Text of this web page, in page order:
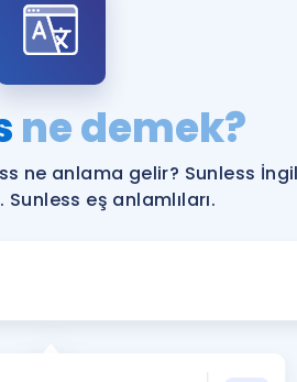
YDS ve YÖKDİL
Rehberlik Aracı
YDS ve YÖKDİL'e
Tüm ÖSYM
ne demek?
ne anlama gelir? Sunless
eş anlamlıları.